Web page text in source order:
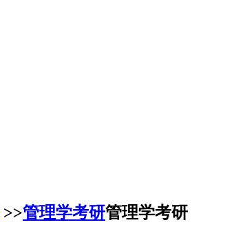
>>管理学考研管理学考研